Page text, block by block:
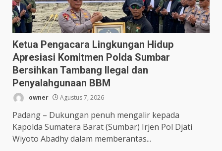
Ketua Pengacara Lingkungan Hidup
Apresiasi Komitmen Polda Sumbar
Bersihkan Tambang Ilegal dan
Penyalahgunaan BBM
owner Agustus 7, 2026
Padang – Dukungan penuh mengalir kepada
Kapolda Sumatera Barat (Sumbar) Irjen Pol Djati
Wiyoto Abadhy dalam memberantas...